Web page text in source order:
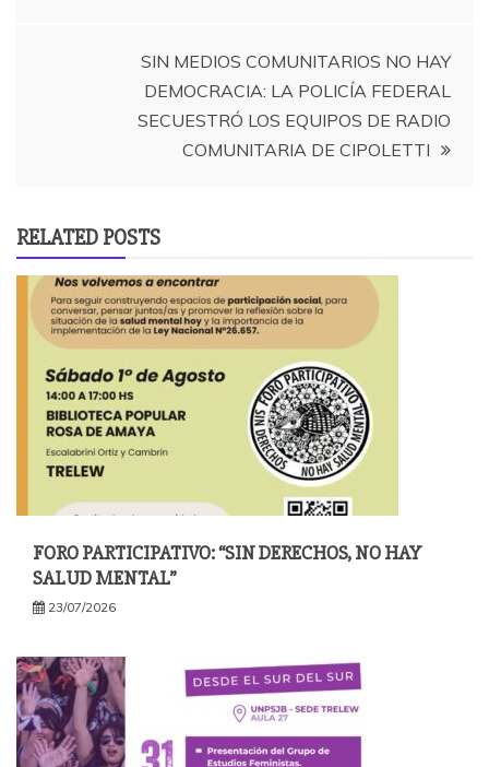
SIN MEDIOS COMUNITARIOS NO HAY
DEMOCRACIA: LA POLICÍA FEDERAL
SECUESTRÓ LOS EQUIPOS DE RADIO
COMUNITARIA DE CIPOLETTI
RELATED POSTS
FORO PARTICIPATIVO: “SIN DERECHOS, NO HAY
SALUD MENTAL”
23/07/2026